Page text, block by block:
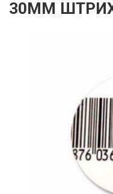
30ММ